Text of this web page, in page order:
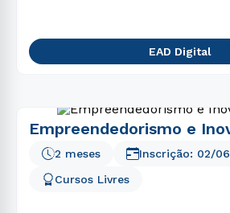
EAD Digital
Empreendedorismo e
2 meses
Cursos Livres
Inscrição: 02/06